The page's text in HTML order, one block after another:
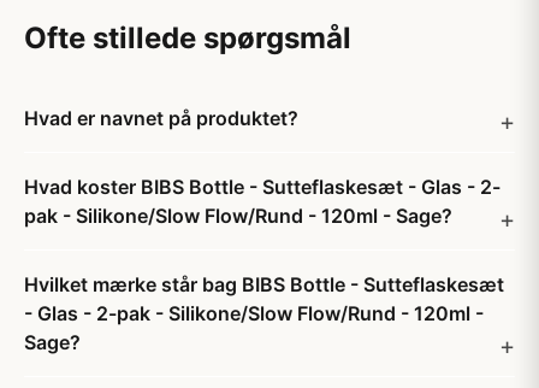
Ofte stillede spørgsmål
Hvad er navnet på produktet?
Hvad koster BIBS Bottle - Sutteflaskesæt - Glas - 2-
pak - Silikone/Slow Flow/Rund - 120ml - Sage?
Hvilket mærke står bag BIBS Bottle - Sutteflaskesæt
- Glas - 2-pak - Silikone/Slow Flow/Rund - 120ml -
Sage?